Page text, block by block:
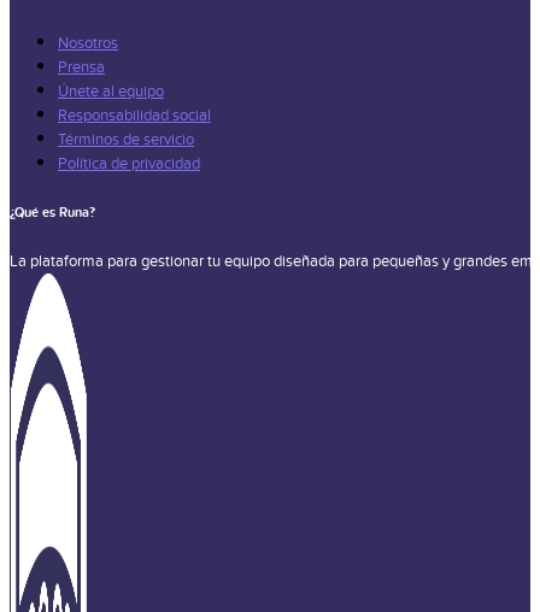
Nosotros
Prensa
Únete al equipo
Responsabilidad social
Términos de servicio
Política de privacidad
¿Qué es Runa?
La plataforma para gestionar tu equipo diseñada para pequeñas y grandes